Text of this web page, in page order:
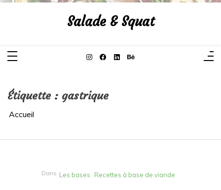
Aller
Salade & Squat
Étiquette : gastrique
Accueil
Dans Les bases Recettes à base de viande